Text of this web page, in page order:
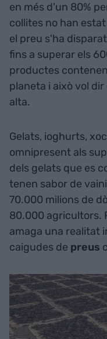
en més d'un 80%
collites no han
el preu s'ha
fins a superar els
productes
planeta i això vol
alta.
Gelats, ioghurts,
omnipresent als
dels gelats que es
tenen sabor de
70.000 milions de
80.000 agricultors.
amaga una realitat
caigudes de preus